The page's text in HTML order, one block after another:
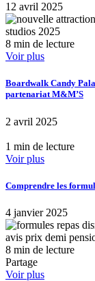
12 avril 2025
8 min de lecture
Voir plus
Boardwalk Candy
partenariat M&M’S
2 avril 2025
1 min de lecture
Voir plus
Comprendre les
4 janvier 2025
8 min de lecture
Partage
Voir plus